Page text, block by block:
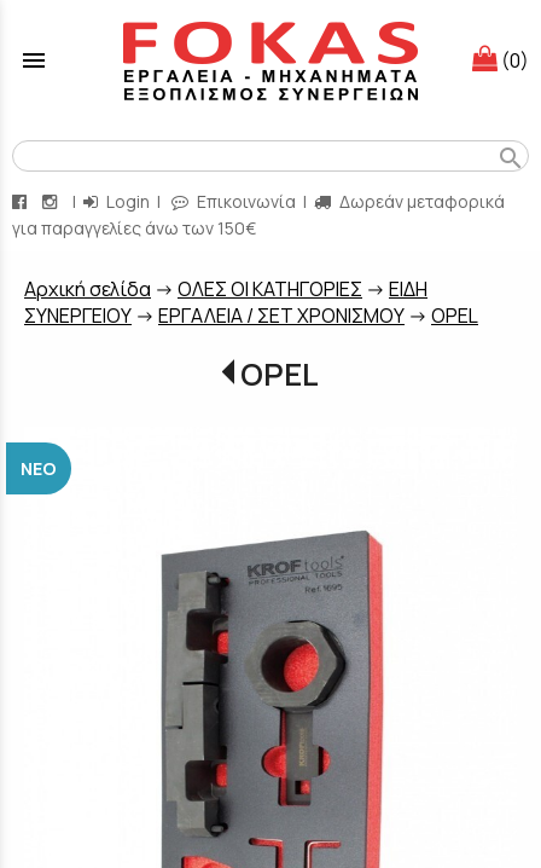
menu (0)
search
| Login | Επικοινωνία |
Δωρεάν μεταφορικά
για παραγγελίες άνω των 150€
Aρχική σελίδα -> ΟΛΕΣ ΟΙ ΚΑΤΗΓΟΡΙΕΣ -> ΕΙΔΗ
ΣΥΝΕΡΓΕΙΟΥ -> ΕΡΓΑΛΕΙΑ / ΣΕΤ ΧΡΟΝΙΣΜΟΥ -> OPEL
OPEL
ΝΈΟ